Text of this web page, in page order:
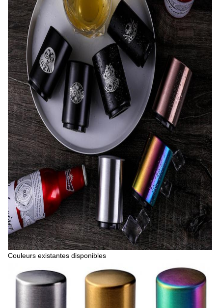
Couleurs existantes disponibles